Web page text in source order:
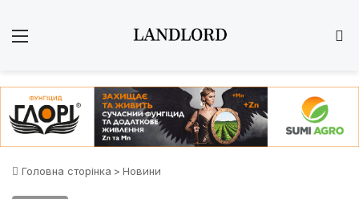
Головна сторінка > Новини